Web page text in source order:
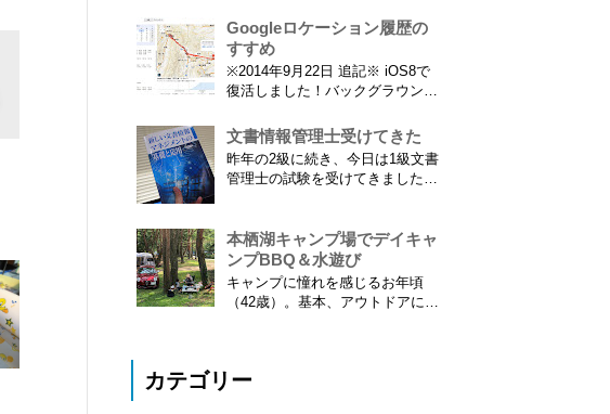
ので...
とにご注意ください。 息子がサ
ッカーを始めたことで望遠レンズ
をつけての撮影機会がまた増えて
きました。使っているのは EF70-
300mm F4-5.6 IS USM というレ
Googleロケーション履歴の
すすめ
※2014年9月22日 追記※ iOS8で
復活しました！バックグラウンド
iPhone 6 Plusで確認しました。
カモノハシ通信3: Googleロケー
ション履歴がiOS8で復活！
※2013年11月8日 追記※ 残念な
文書情報管理士受けてきた
昨年の2級に続き、今日は1級文書
管理士の試験を受けてきました。
かしい…。 ※後日追記※ 無事合
格してました。しかも成績が上位
3名以内？とかで表彰してもらい
ました\( ˆoˆ )/ 文書の取り扱いや
電子化、e文書...
本栖湖キャンプ場でデイキャ
ンプBBQ＆水遊び
キャンプに憧れを感じるお年頃
（42歳）。基本、アウトドアには
プからはじめてみることに。ハー
カテゴリー